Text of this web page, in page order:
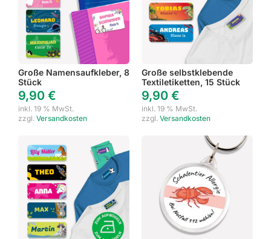
Große Namensaufkleber, 8
Stück
9,90 €
inkl. 19 % MwSt.
zzgl. Versandkosten
Große selbstklebende
Textiletiketten, 15 Stück
9,90 €
inkl. 19 % MwSt.
zzgl. Versandkosten